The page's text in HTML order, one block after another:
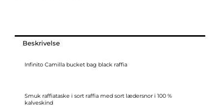
Beskrivelse
Infinito Camilla bucket bag black raffia
Smuk raffiataske i sort raffia med sort lædersnor i 100 %
kalveskind